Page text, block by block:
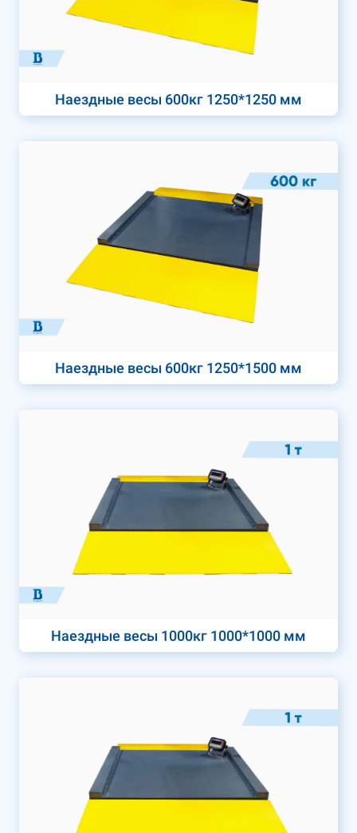
Наездные весы 600кг 1250*1250 мм
Наездные весы 600кг 1250*1500 мм
Наездные весы 1000кг 1000*1000 мм